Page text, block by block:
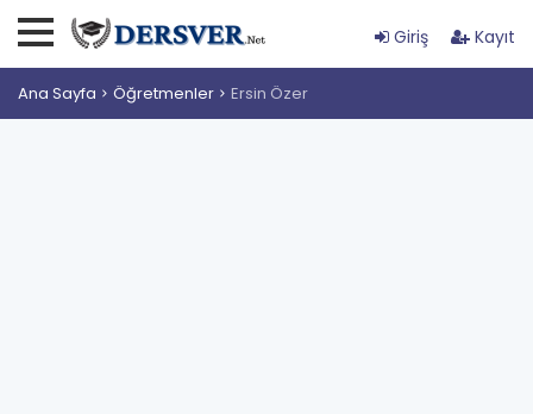
Giriş Kayıt
Ana Sayfa Öğretmenler Ersin Özer